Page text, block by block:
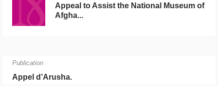
Appeal to Assist the National Museum of
Afgha...
Publication
Appel d’Arusha.